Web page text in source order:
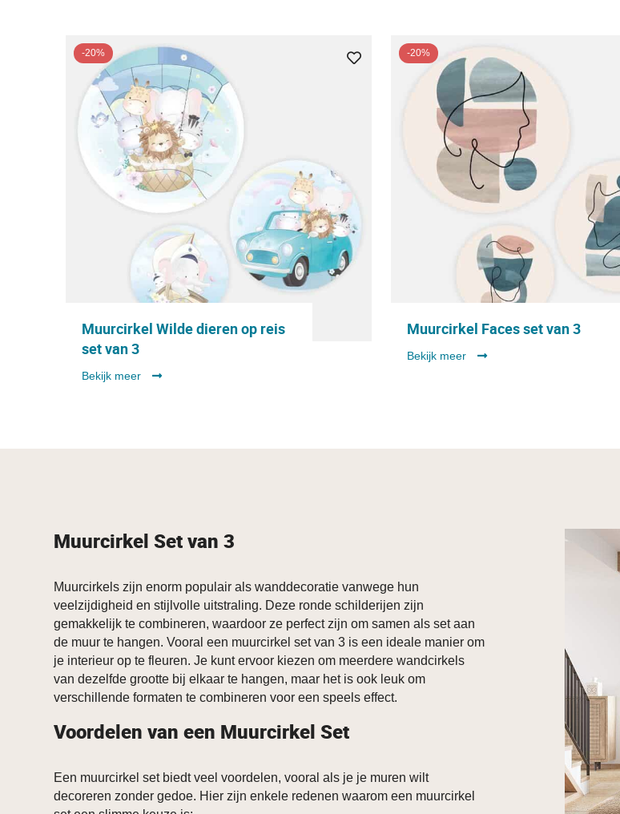
-20%
Muurcirkel Wilde dieren op reis
set van 3
Bekijk meer
-20%
Muurcirkel Faces set van 3
Bekijk meer
Muurcirkel Set van 3
Muurcirkels zijn enorm populair als wanddecoratie vanwege hun
veelzijdigheid en stijlvolle uitstraling. Deze ronde schilderijen zijn
gemakkelijk te combineren, waardoor ze perfect zijn om samen als set aan
de muur te hangen. Vooral een muurcirkel set van 3 is een ideale manier om
je interieur op te fleuren. Je kunt ervoor kiezen om meerdere wandcirkels
van dezelfde grootte bij elkaar te hangen, maar het is ook leuk om
verschillende formaten te combineren voor een speels effect.
Voordelen van een Muurcirkel Set
Een muurcirkel set biedt veel voordelen, vooral als je je muren wilt
decoreren zonder gedoe. Hier zijn enkele redenen waarom een muurcirkel